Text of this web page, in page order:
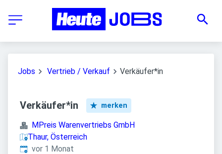
Jobs Vertrieb / Verkauf Verkäufer*in
Verkäufer*in merken
MPreis Warenvertriebs GmbH
Thaur, Österreich
Veröffentlicht:
vor 1 Monat